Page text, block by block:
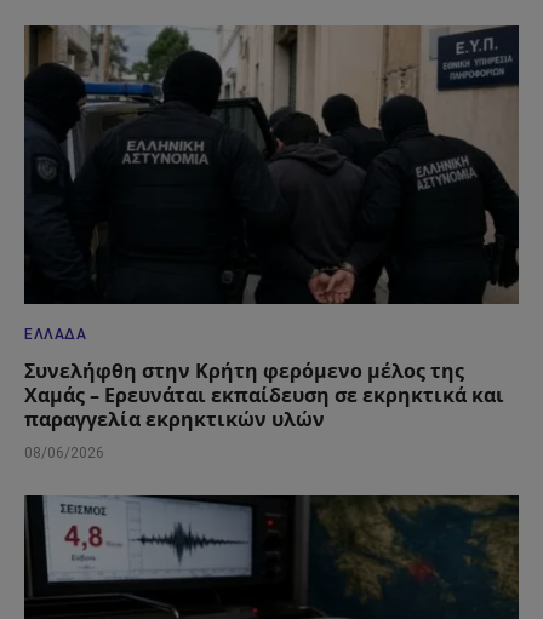
ΕΛΛΆΔΑ
Συνελήφθη στην Κρήτη φερόμενο μέλος της
Χαμάς – Ερευνάται εκπαίδευση σε εκρηκτικά και
παραγγελία εκρηκτικών υλών
08/06/2026